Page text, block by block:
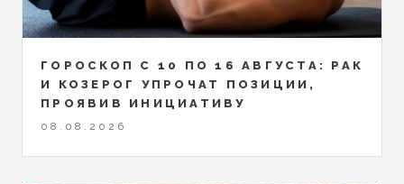
ГОРОСКОП С 10 ПО 16 АВГУСТА: РАК
И КОЗЕРОГ УПРОЧАТ ПОЗИЦИИ,
ПРОЯВИВ ИНИЦИАТИВУ
08.08.2026